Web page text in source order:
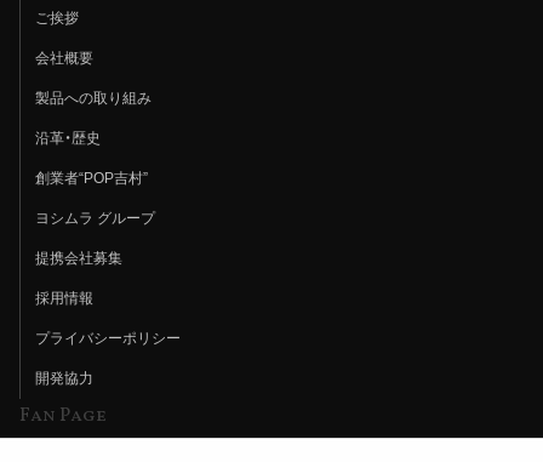
ご挨拶
会社概要
製品への取り組み
沿革・歴史
創業者“POP吉村”
ヨシムラ グループ
提携会社募集
採用情報
プライバシーポリシー
開発協力
Fan Page